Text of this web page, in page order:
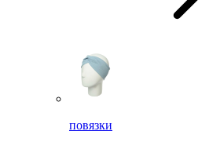
повязки